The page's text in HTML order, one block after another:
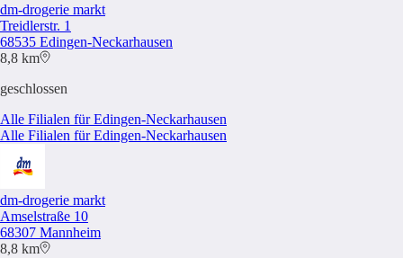
dm-drogerie markt
Treidlerstr. 1
68535 Edingen-Neckarhausen
8,8 km
geschlossen
Alle Filialen für Edingen-Neckarhausen
Alle Filialen für Edingen-Neckarhausen
dm-drogerie markt
Amselstraße 10
68307 Mannheim
8,8 km